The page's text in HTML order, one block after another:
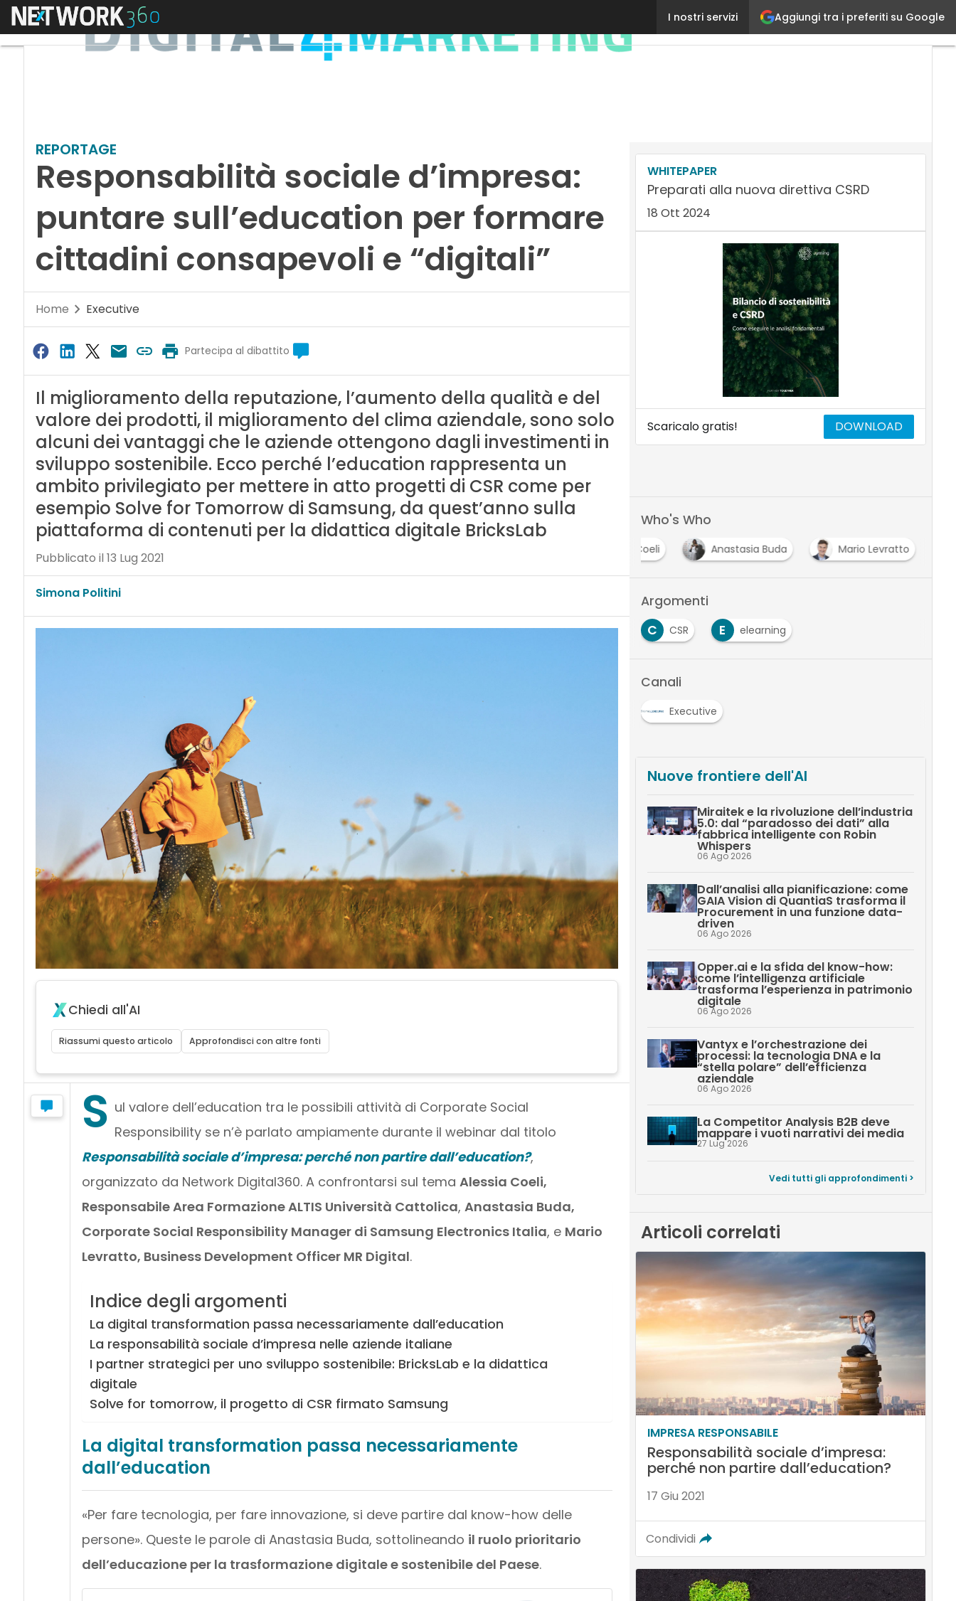
Aggiungi tra i preferiti su Google
I nostri servizi
Menu Responsabilità sociale d’impresa: puntare
REPORTAGE
Responsabilità sociale d’impresa:
puntare sull’education per formare
cittadini consapevoli e “digitali”
Home Executive
Partecipa al dibattito
Il miglioramento della reputazione, l’aumento della qualità e del
valore dei prodotti, il miglioramento del clima aziendale, sono solo
alcuni dei vantaggi che le aziende ottengono dagli investimenti in
sviluppo sostenibile. Ecco perché l’education rappresenta un
ambito privilegiato per mettere in atto progetti di CSR come per
esempio Solve for Tomorrow di Samsung, da quest’anno sulla
piattaforma di contenuti per la didattica digitale BricksLab
Pubblicato il 13 Lug 2021
Simona Politini
Chiedi all'AI
Riassumi questo articolo Approfondisci con altre fonti
S ul valore dell’education tra le possibili attività di Corporate Social
Responsibility se n’è parlato ampiamente durante il webinar dal titolo
Responsabilità sociale d’impresa: perché non partire dall’education?,
organizzato da Network Digital360. A confrontarsi sul tema Alessia Coeli,
Responsabile Area Formazione ALTIS Università Cattolica, Anastasia Buda,
Corporate Social Responsibility Manager di Samsung Electronics Italia, e Mario
Levratto, Business Development Officer MR Digital.
Indice degli argomenti
La digital transformation passa necessariamente dall’education
La responsabilità sociale d’impresa nelle aziende italiane
I partner strategici per uno sviluppo sostenibile: BricksLab e la didattica
digitale
Solve for tomorrow, il progetto di CSR firmato Samsung
La digital transformation passa necessariamente
dall’education
«Per fare tecnologia, per fare innovazione, si deve partire dal know-how delle
persone». Queste le parole di Anastasia Buda, sottolineando il ruolo prioritario
dell’educazione per la trasformazione digitale e sostenibile del Paese.
WHITEPAPER
Preparati alla nuova direttiva CSRD
18 Ott 2024
Scaricalo gratis! DOWNLOAD
Who's Who
Alessia Coeli Anastasia Buda Mario Levratto
Argomenti
C
CSR E elearning
Canali
Executive
Nuove frontiere dell'AI
Miraitek e la rivoluzione dell’industria
5.0: dal “paradosso dei dati” alla
fabbrica intelligente con Robin
Whispers
06 Ago 2026
Dall’analisi alla pianificazione: come
GAIA Vision di QuantiaS trasforma il
Procurement in una funzione data-
driven
06 Ago 2026
Opper.ai e la sfida del know-how:
come l’intelligenza artificiale
trasforma l’esperienza in patrimonio
digitale
06 Ago 2026
Vantyx e l’orchestrazione dei
processi: la tecnologia DNA e la
“stella polare” dell’efficienza
aziendale
06 Ago 2026
La Competitor Analysis B2B deve
mappare i vuoti narrativi dei media
27 Lug 2026
Vedi tutti gli approfondimenti >
Articoli correlati
IMPRESA RESPONSABILE
Responsabilità sociale d’impresa:
perché non partire dall’education?
17 Giu 2021
Condividi